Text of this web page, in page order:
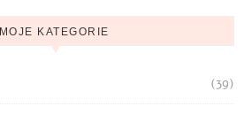
MOJE KATEGORIE
(39)